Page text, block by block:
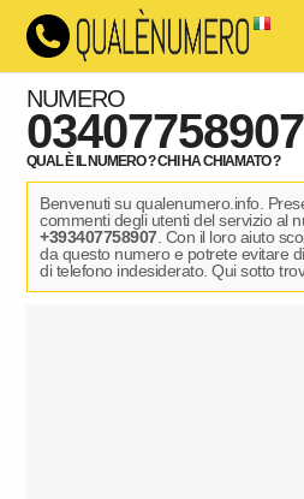
NUMERO
03407758907
QUAL È IL NUMERO ? CHI HA CHIAMATO ?
Benvenuti su qualenumero.info.
commenti degli utenti del servizio al
+393407758907. Con il loro aiuto
da questo numero e potrete evitare
di telefono indesiderato. Qui sotto